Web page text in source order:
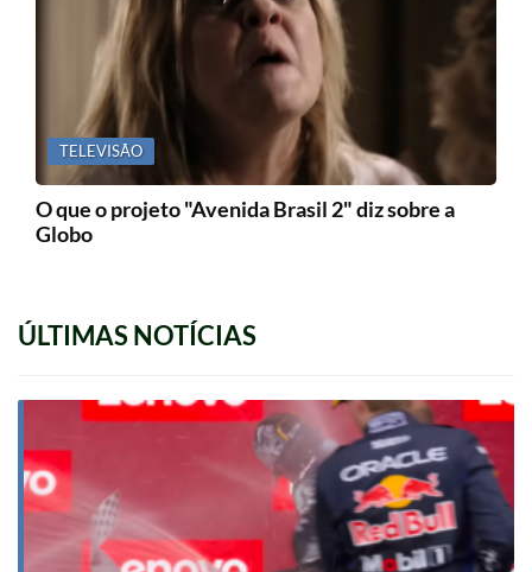
TELEVISÃO
O que o projeto "Avenida Brasil 2" diz sobre a
Globo
ÚLTIMAS NOTÍCIAS